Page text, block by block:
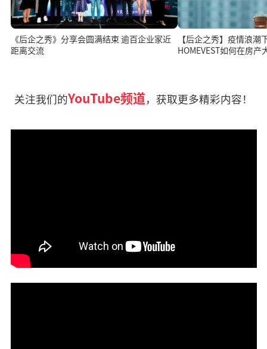
《后企之秀》分享会圆满结束 逾百企业家近
距离交流
【后企之秀】疫情浪潮
HOMEVEST如何在房
关注我们的YouTube频道，获取更多精彩内容！